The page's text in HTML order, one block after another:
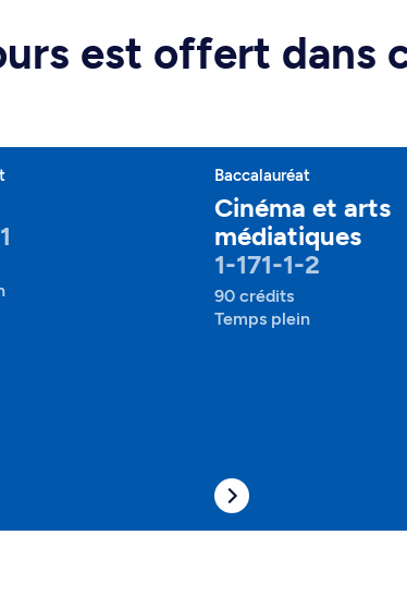
est offert dans
Baccalauréat
Cinéma et arts
médiatiques
1-171-1-2
90 crédits
Temps plein